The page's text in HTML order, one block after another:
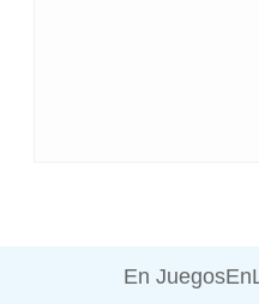
En